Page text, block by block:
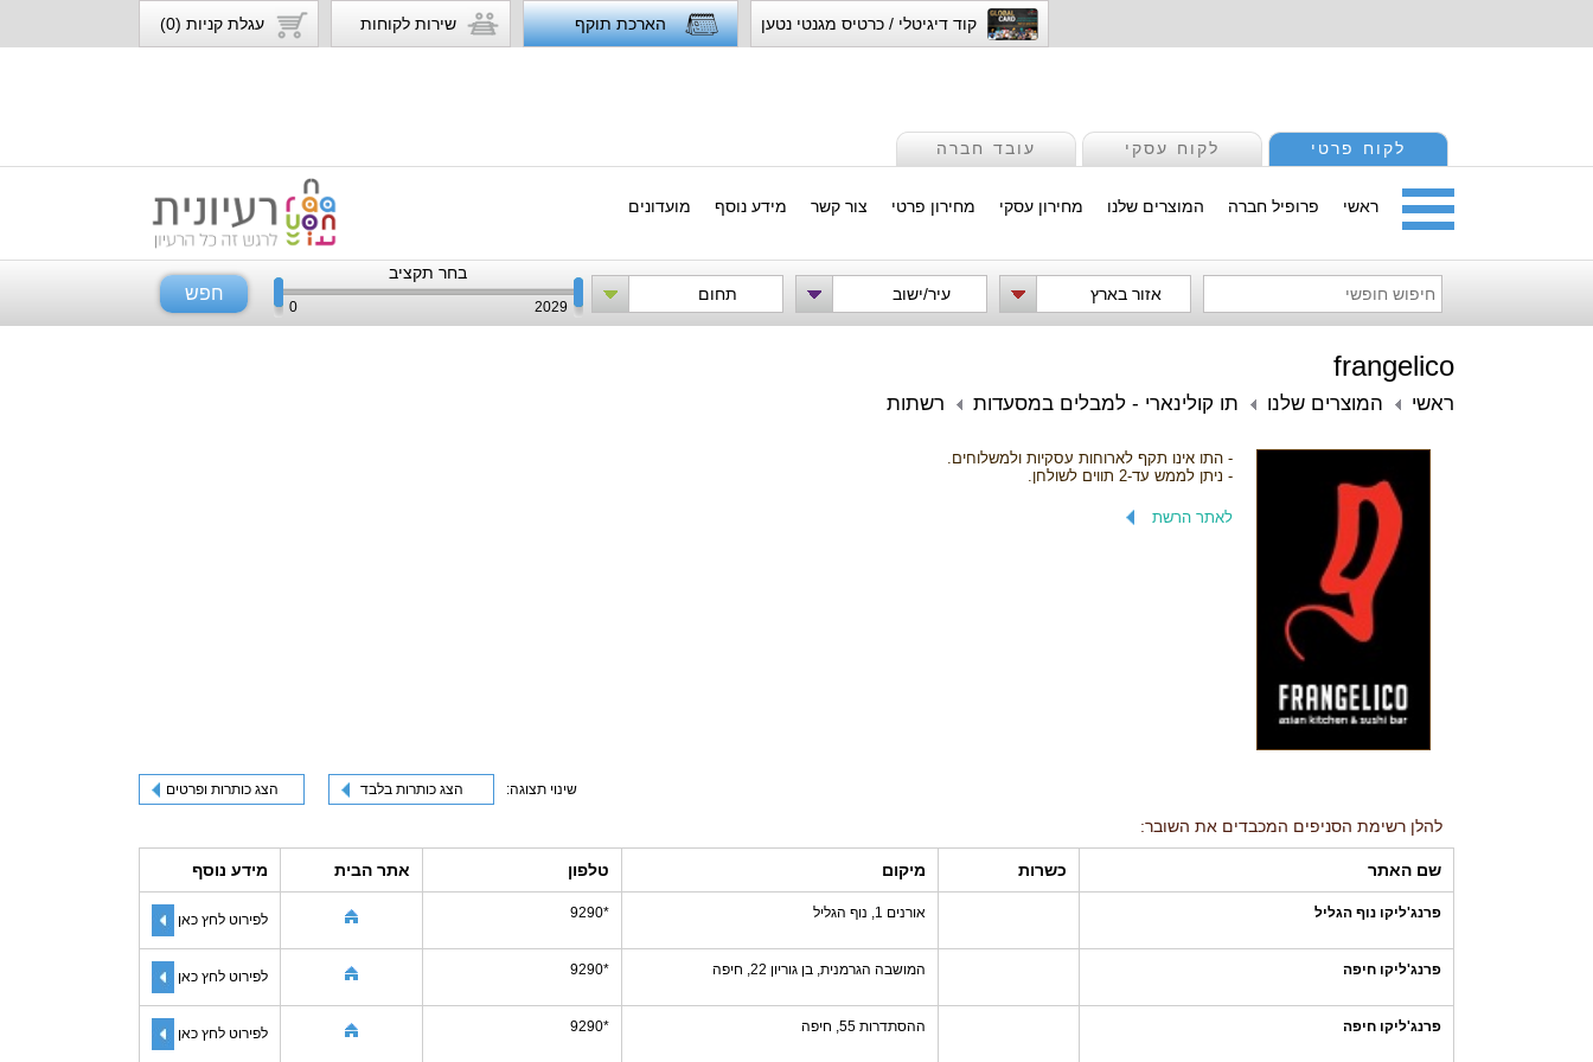
קוד דיגיטלי / כרטיס מגנטי נטען הארכת תוקף שירות לקוחות עגלת קניות (0)
לקוח פרטי לקוח עסקי עובד חברה
ראשי פרופיל חברה המוצרים שלנו מחירון עסקי מחירון פרטי צור קשר מידע נוסף מועדונים
אזור בארץ עיר/ישוב תחום
בחר תקציב
0 2029
חפש
frangelico
ראשי המוצרים שלנו תו קולינארי - למבלים במסעדות רשתות
- התו אינו תקף לארוחות עסקיות ולמשלוחים.
- ניתן לממש עד-2 תווים לשולחן.
לאתר הרשת
שינוי תצוגה: הצג כותרות בלבד הצג כותרות ופרטים
להלן רשימת הסניפים המכבדים את השובר:
שם האתר כשרות מיקום טלפון אתר הבית מידע נוסף
פרנג'ליקו נוף הגליל אורנים 1, נוף הגליל *9290 לפירוט לחץ כאן
פרנג'ליקו חיפה המושבה הגרמנית, בן גוריון 22, חיפה *9290 לפירוט לחץ כאן
פרנג'ליקו חיפה ההסתדרות 55, חיפה *9290 לפירוט לחץ כאן